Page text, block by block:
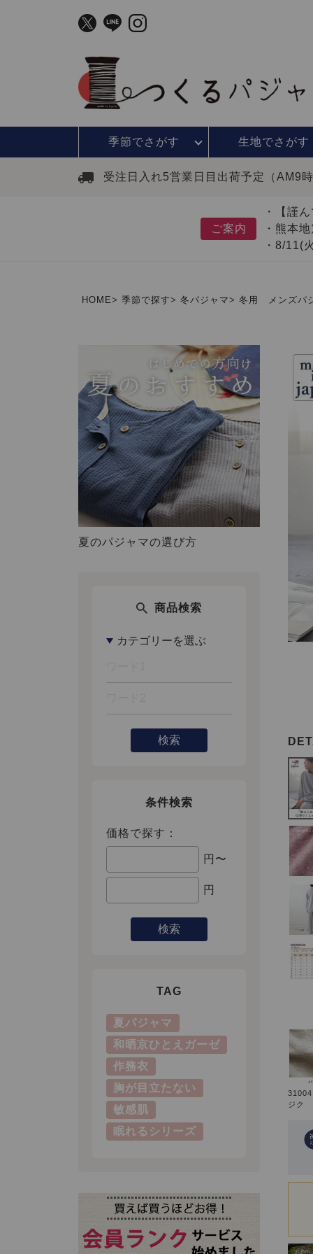
季節でさがす 生地でさがす
受注日入れ5営業日目出荷予定（AM9
ご案内
・【謹
・熊本
・8/11(
HOME 季節で探す 冬パジャマ 冬用 メンズパ
夏のパジャマの選び方
商品検索
検索
条件検索
価格で探す：
円〜
円
検索
TAG
夏パジャマ
和晒京ひとえガーゼ
作務衣
胸が目立たない
敏感肌
眠れるシリーズ
ジク